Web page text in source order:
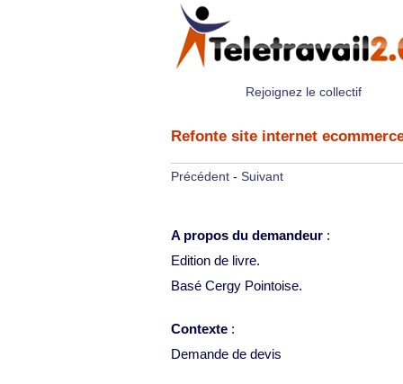
Rejoignez le collectif
Refonte site internet
Précédent - Suivant
A propos du demandeur :
Edition de livre.
Basé Cergy Pointoise.
Contexte :
Demande de devis